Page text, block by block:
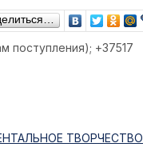
поступления); +З7517
ТВОРЧЕСТВО